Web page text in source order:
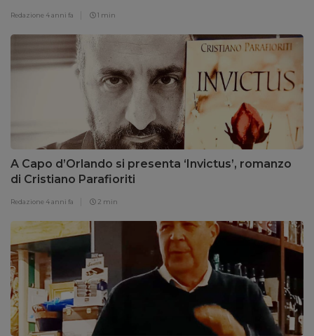
Redazione 4 anni fa 1 min
A Capo d’Orlando si presenta ‘Invictus’, romanzo
di Cristiano Parafioriti
Redazione 4 anni fa 2 min